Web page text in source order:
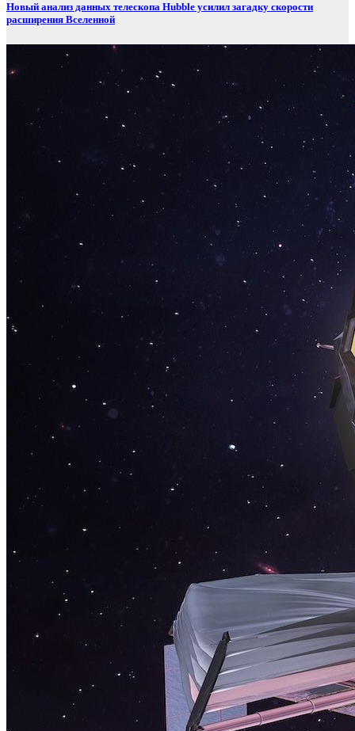
Новый анализ данных телескопа Hubble усилил загадку скорости
расширения Вселенной